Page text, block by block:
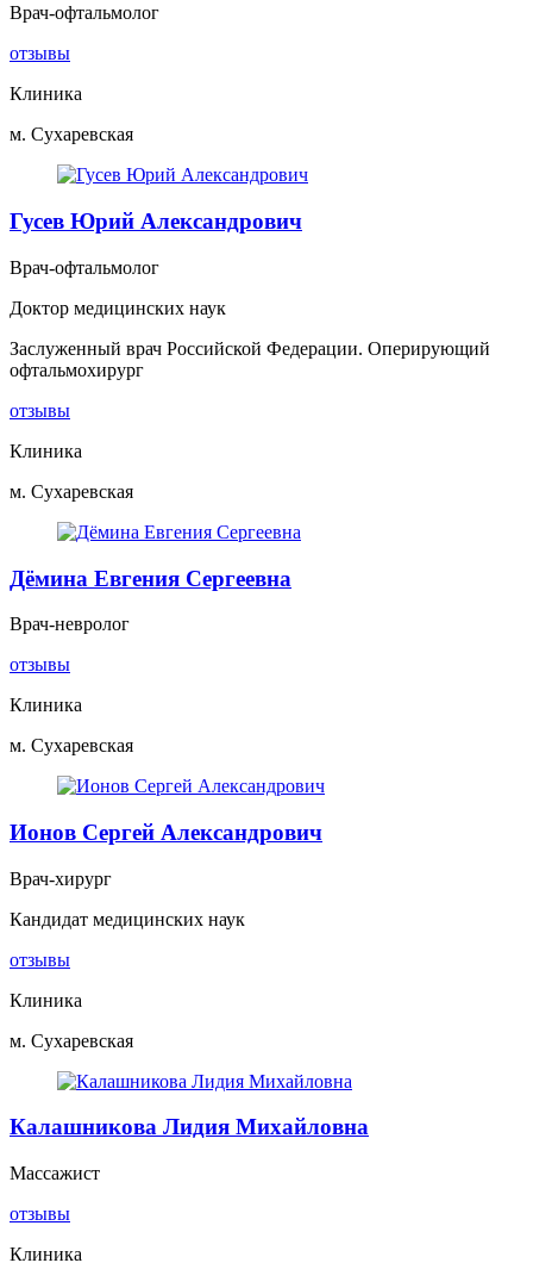
Врач-офтальмолог
отзывы
Клиника
м. Сухаревская
Гусев Юрий Александрович
Врач-офтальмолог
Доктор медицинских наук
Заслуженный врач Российской Федерации. Оперирующий
офтальмохирург
отзывы
Клиника
м. Сухаревская
Дёмина Евгения Сергеевна
Врач-невролог
отзывы
Клиника
м. Сухаревская
Ионов Сергей Александрович
Врач-хирург
Кандидат медицинских наук
отзывы
Клиника
м. Сухаревская
Калашникова Лидия Михайловна
Массажист
отзывы
Клиника